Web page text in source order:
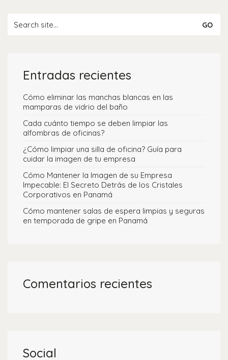
Entradas recientes
Cómo eliminar las manchas blancas en las
mamparas de vidrio del baño
Cada cuánto tiempo se deben limpiar las
alfombras de oficinas?
¿Cómo limpiar una silla de oficina? Guía para
cuidar la imagen de tu empresa
Cómo Mantener la Imagen de su Empresa
Impecable: El Secreto Detrás de los Cristales
Corporativos en Panamá
Cómo mantener salas de espera limpias y seguras
en temporada de gripe en Panamá
Comentarios recientes
Social